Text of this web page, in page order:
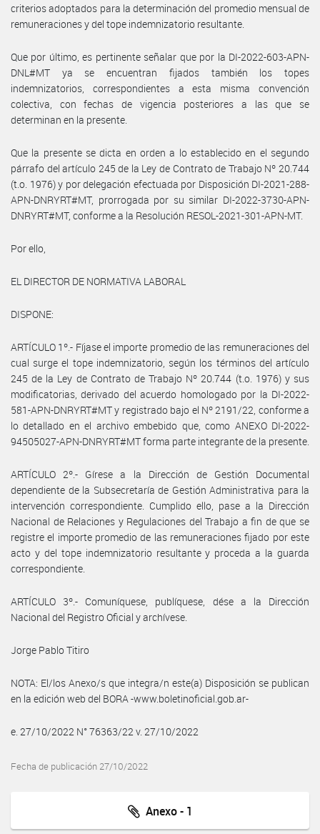
criterios adoptados para la determinación del promedio mensual de
remuneraciones y del tope indemnizatorio resultante.
Que por último, es pertinente señalar que por la DI-2022-603-APN-
DNL#MT ya se encuentran fijados también los topes
indemnizatorios, correspondientes a esta misma convención
colectiva, con fechas de vigencia posteriores a las que se
determinan en la presente.
Que la presente se dicta en orden a lo establecido en el segundo
párrafo del artículo 245 de la Ley de Contrato de Trabajo Nº 20.744
(t.o. 1976) y por delegación efectuada por Disposición DI-2021-288-
APN-DNRYRT#MT, prorrogada por su similar DI-2022-3730-APN-
DNRYRT#MT, conforme a la Resolución RESOL-2021-301-APN-MT.
Por ello,
EL DIRECTOR DE NORMATIVA LABORAL
DISPONE:
ARTÍCULO 1º.- Fíjase el importe promedio de las remuneraciones del
cual surge el tope indemnizatorio, según los términos del artículo
245 de la Ley de Contrato de Trabajo Nº 20.744 (t.o. 1976) y sus
modificatorias, derivado del acuerdo homologado por la DI-2022-
581-APN-DNRYRT#MT y registrado bajo el Nº 2191/22, conforme a
lo detallado en el archivo embebido que, como ANEXO DI-2022-
94505027-APN-DNRYRT#MT forma parte integrante de la presente.
ARTÍCULO 2º.- Gírese a la Dirección de Gestión Documental
dependiente de la Subsecretaría de Gestión Administrativa para la
intervención correspondiente. Cumplido ello, pase a la Dirección
Nacional de Relaciones y Regulaciones del Trabajo a fin de que se
registre el importe promedio de las remuneraciones fijado por este
acto y del tope indemnizatorio resultante y proceda a la guarda
correspondiente.
ARTÍCULO 3º.- Comuníquese, publíquese, dése a la Dirección
Nacional del Registro Oficial y archívese.
Jorge Pablo Titiro
NOTA: El/los Anexo/s que integra/n este(a) Disposición se publican
en la edición web del BORA -www.boletinoficial.gob.ar-
e. 27/10/2022 N° 76363/22 v. 27/10/2022
Fecha de publicación 27/10/2022
Anexo - 1